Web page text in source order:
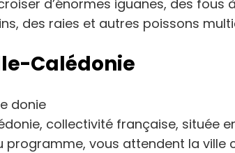
d’énormes iguanes, des fous
des raies et autres poissons
Calédonie
collectivité française, située
programme, vous attendent la ville